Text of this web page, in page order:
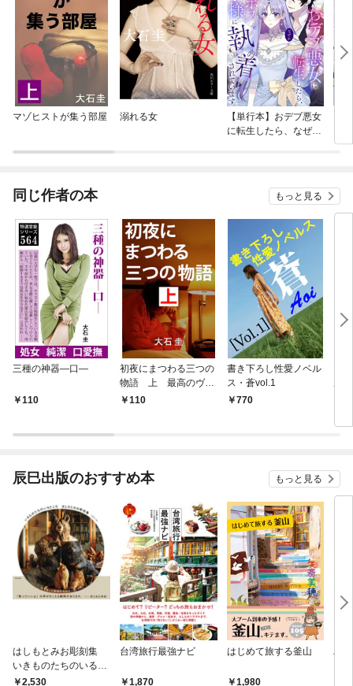
マゾヒストが集う部屋 溺れる女
【単行本】おデブ悪女
に転生したら、なぜか
同じ作者の本 もっと見る
三種の神器―口―
110
初夜にまつわる三つの
物語 上 最高のヴァ
イオリン
110
書き下ろし性愛ノベル
ス・蒼vol.1
770
辰巳出版のおすすめ本 もっと見る
はしもとみお彫刻集
いきものたちのいると
ころ2,530
台湾旅行最強ナビ
1,870
はじめて旅する釜山
1,980
ハ